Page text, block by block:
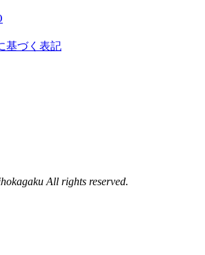
基づく表記
All rights reserved.